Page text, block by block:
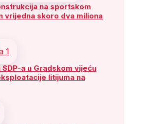
na sportskom
vrijedna skoro dva miliona
a u Gradskom vijeću
litijuma na